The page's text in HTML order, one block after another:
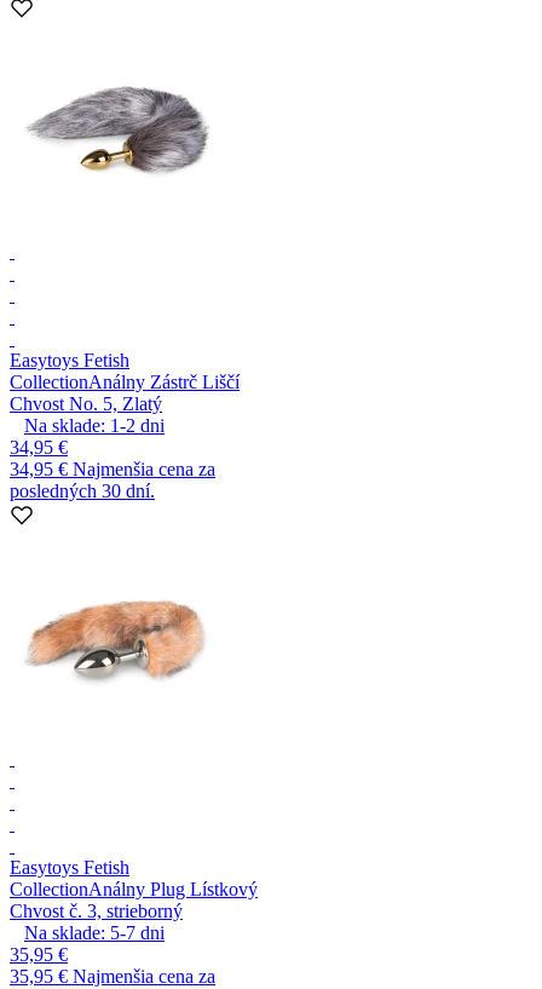
Easytoys Fetish
CollectionAnálny Zástrč Liščí
Chvost No. 5, Zlatý
Na sklade: 1-2 dni
34,95 €
34,95 € Najmenšia cena za
posledných 30 dní.
Easytoys Fetish
CollectionAnálny Plug Lístkový
Chvost č. 3, strieborný
Na sklade: 5-7 dni
35,95 €
35,95 € Najmenšia cena za